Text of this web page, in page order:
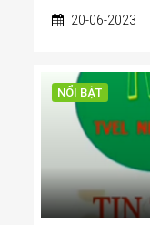
20-06-2023
NỔI BẬT